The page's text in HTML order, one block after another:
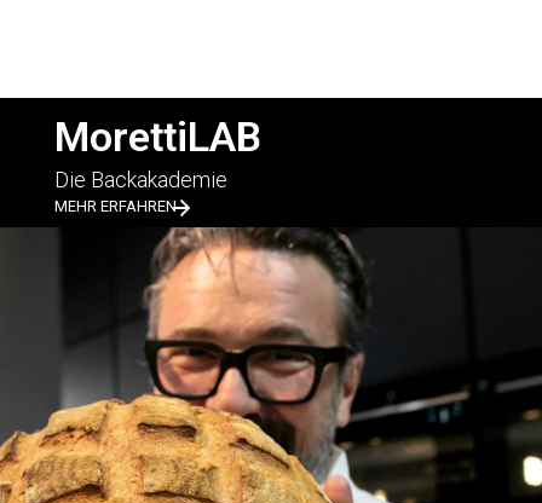
MorettiLAB
Die Backakademie
MEHR ERFAHREN